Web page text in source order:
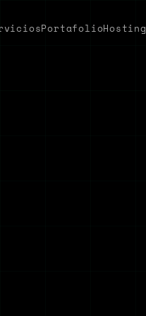
PortafolioHosting